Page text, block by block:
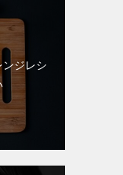
ンジレシ